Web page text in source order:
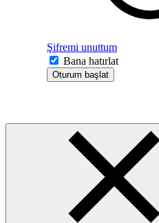
Şifremi unuttum
Bana hatırlat
Oturum başlat